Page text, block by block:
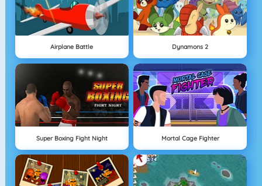
Airplane Battle Dynamons 2
Super Boxing Fight Night Mortal Cage Fighter